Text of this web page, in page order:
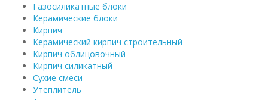
Газосиликатные блоки
Керамические блоки
Кирпич
Керамический кирпич строительный
Кирпич облицовочный
Кирпич силикатный
Сухие смеси
Утеплитель